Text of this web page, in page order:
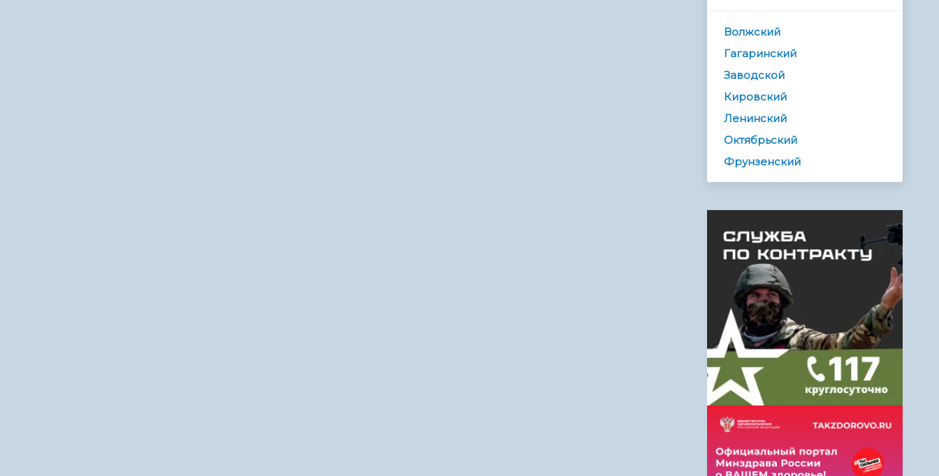
Волжский
Гагаринский
Заводской
Кировский
Ленинский
Октябрьский
Фрунзенский